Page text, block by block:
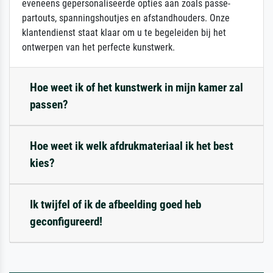
eveneens gepersonaliseerde opties aan zoals passe-
partouts, spanningshoutjes en afstandhouders. Onze
klantendienst staat klaar om u te begeleiden bij het
ontwerpen van het perfecte kunstwerk.
Hoe weet ik of het kunstwerk in mijn kamer zal
passen?
Hoe weet ik welk afdrukmateriaal ik het best
kies?
Ik twijfel of ik de afbeelding goed heb
geconfigureerd!